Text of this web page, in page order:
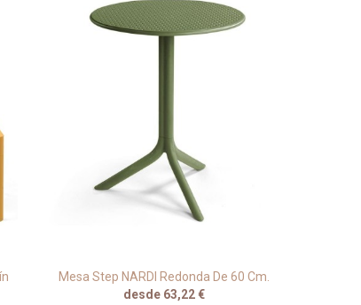
Mesa Step NARDI Redonda De 60 Cm.
desde 63,22 €